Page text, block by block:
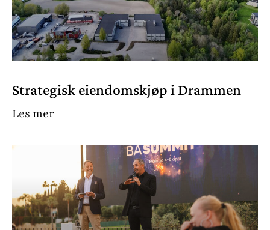
Strategisk eiendomskjøp i Drammen
Les mer